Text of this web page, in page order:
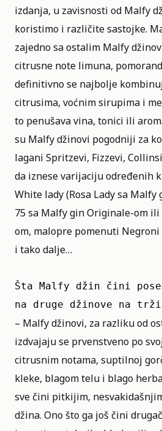
izdanja, u zavisnosti od Malfy
koristimo i različite sastojke.
zajedno sa ostalim Malfy
citrusne note limuna,
definitivno se najbolje
citrusima, voćnim sirupima i
to penušava vina, tonici ili
su Malfy džinovi pogodniji za
lagani Spritzevi, Fizzevi,
da iznese varijaciju određenih
White lady (Rosa Lady sa Malfy
75 sa Malfy gin Originale-om
om, malopre pomenuti Negroni
i tako dalje…
Šta Malfy džin čini
na druge džinove na
– Malfy džinovi, za razliku od
izdvajaju se prvenstveno po
citrusnim notama, suptilnoj
kleke, blagom telu i blago
sve čini pitkijim,
džina. Ono što ga još čini